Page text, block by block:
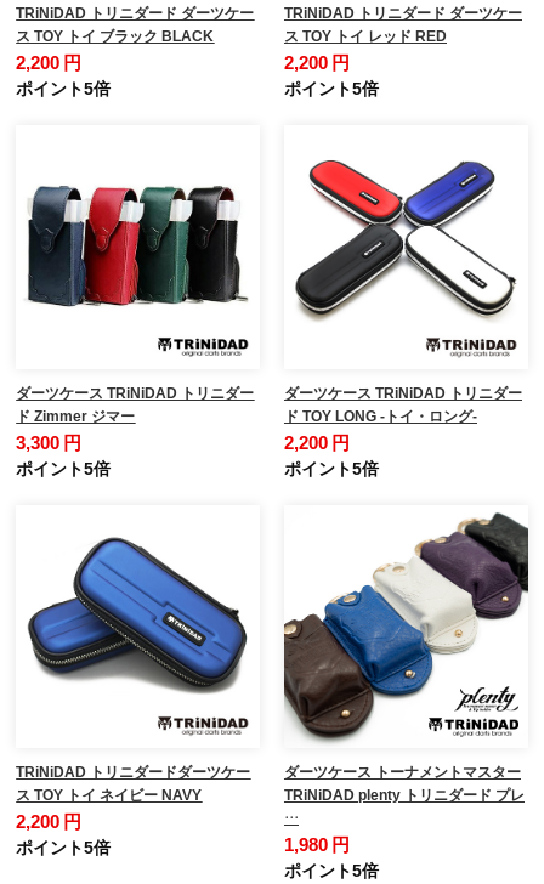
TRiNiDAD トリニダード ダーツケー
ス TOY トイ ブラック BLACK
2,200 円
ポイント5倍
TRiNiDAD トリニダード ダーツケー
ス TOY トイ レッド RED
2,200 円
ポイント5倍
ダーツケース TRiNiDAD トリニダー
ド Zimmer ジマー
3,300 円
ポイント5倍
ダーツケース TRiNiDAD トリニダー
ド TOY LONG -トイ・ロング-
2,200 円
ポイント5倍
TRiNiDAD トリニダードダーツケー
ス TOY トイ ネイビー NAVY
2,200 円
ポイント5倍
ダーツケース トーナメントマスター
TRiNiDAD plenty トリニダード プレ
…
1,980 円
ポイント5倍